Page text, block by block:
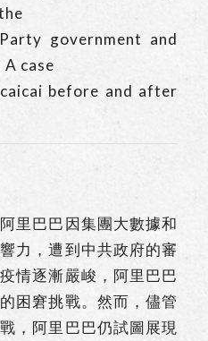
government and
case
before and after
里巴巴因集團大數據和
力，遭到中共政府的審
情逐漸嚴峻，阿里巴巴
困窘挑戰。然而，儘管
，阿里巴巴仍試圖展現